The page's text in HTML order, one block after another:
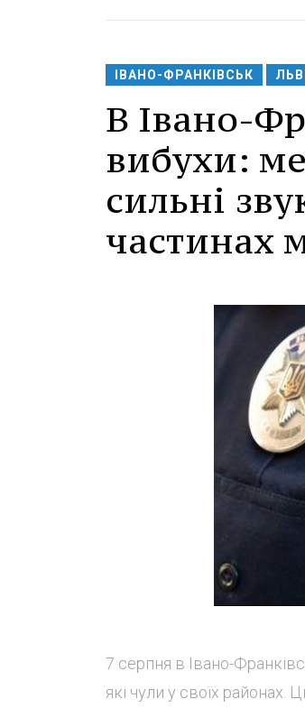
ІВАНО-ФРАНКІВСЬК
В Івано-
вибухи:
сильні
частинах
7 серпня в Івано-
які чули у своїх